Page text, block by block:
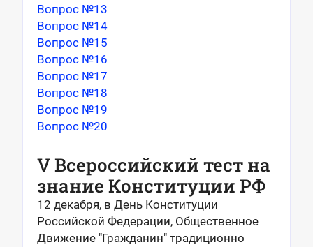
Вопрос №13
Вопрос №14
Вопрос №15
Вопрос №16
Вопрос №17
Вопрос №18
Вопрос №19
Вопрос №20
V Всероссийский тест на
знание Конституции РФ
12 декабря, в День Конституции
Российской Федерации, Общественное
Движение "Гражданин" традиционно